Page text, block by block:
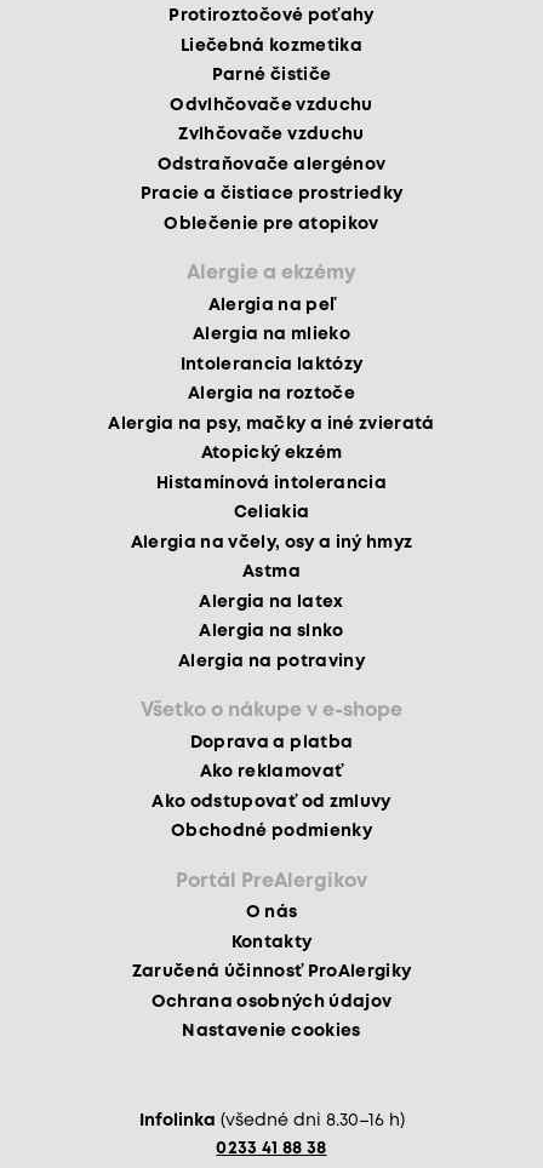
Protiroztočové poťahy
Liečebná kozmetika
Parné čističe
Odvlhčovače vzduchu
Zvlhčovače vzduchu
Odstraňovače alergénov
Pracie a čistiace prostriedky
Oblečenie pre atopikov
Alergie a ekzémy
Alergia na peľ
Alergia na mlieko
Intolerancia laktózy
Alergia na roztoče
Alergia na psy, mačky a iné zvieratá
Atopický ekzém
Histamínová intolerancia
Celiakia
Alergia na včely, osy a iný hmyz
Astma
Alergia na latex
Alergia na slnko
Alergia na potraviny
Všetko o nákupe v e-shope
Doprava a platba
Ako reklamovať
Ako odstupovať od zmluvy
Obchodné podmienky
Portál PreAlergikov
O nás
Kontakty
Zaručená účinnosť ProAlergiky
Ochrana osobných údajov
Nastavenie cookies
Infolinka (všedné dni 8.30–16 h)
0233 41 88 38